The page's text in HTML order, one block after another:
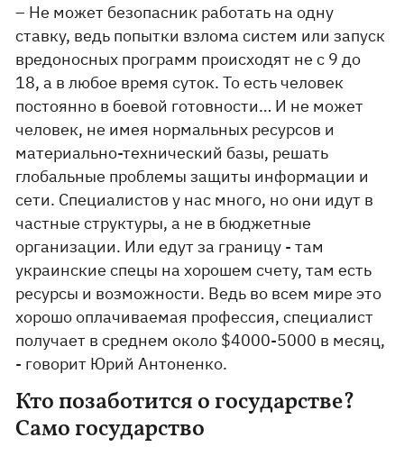
– Не может безопасник работать на одну
ставку, ведь попытки взлома систем или запуск
вредоносных программ происходят не с 9 до
18, а в любое время суток. То есть человек
постоянно в боевой готовности… И не может
человек, не имея нормальных ресурсов и
материально-технический базы, решать
глобальные проблемы защиты информации и
сети. Специалистов у нас много, но они идут в
частные структуры, а не в бюджетные
организации. Или едут за границу - там
украинские спецы на хорошем счету, там есть
ресурсы и возможности. Ведь во всем мире это
хорошо оплачиваемая профессия, специалист
получает в среднем около $4000-5000 в месяц,
- говорит Юрий Антоненко.
Кто позаботится о государстве?
Само государство